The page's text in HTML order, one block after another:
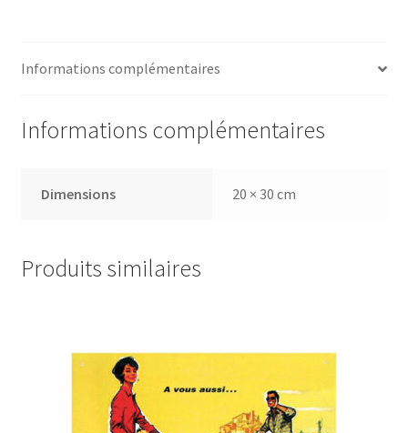
Informations complémentaires
Informations complémentaires
Dimensions 20 × 30 cm
Produits similaires